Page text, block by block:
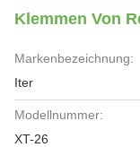
Klemmen Von
Markenbezeichnung:
Iter
Modellnummer:
XT-26